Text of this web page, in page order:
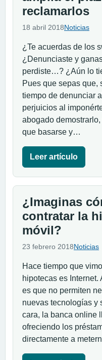
reclamarlos
18 abril 2018Noticias
¿Te acuerdas de los
¿Denunciaste y
perdiste…? ¿Aún lo
Pues que sepas que,
tiempo de denunciar
perjuicios al
abogado
que basarse y…
Leer artículo
¿Imaginas
contratar la
móvil?
23 febrero 2018Noticias
Hace tiempo que
hipotecas es
es que no permiten
nuevas tecnologías y
cara, la banca online
ofreciendo los
directamente a